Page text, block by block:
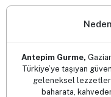
Antepim Gurme,
Türkiye’ye taşıyan
geleneksel
baharata,